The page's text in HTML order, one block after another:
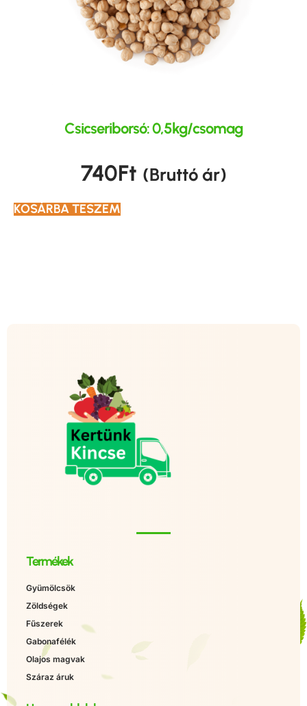
Csicseriborsó: 0,5kg/csomag
740Ft (Bruttó ár)
KOSÁRBA TESZEM
Termékek
Gyümölcsök
Zöldségek
Fűszerek
Gabonafélék
Olajos magvak
Száraz áruk